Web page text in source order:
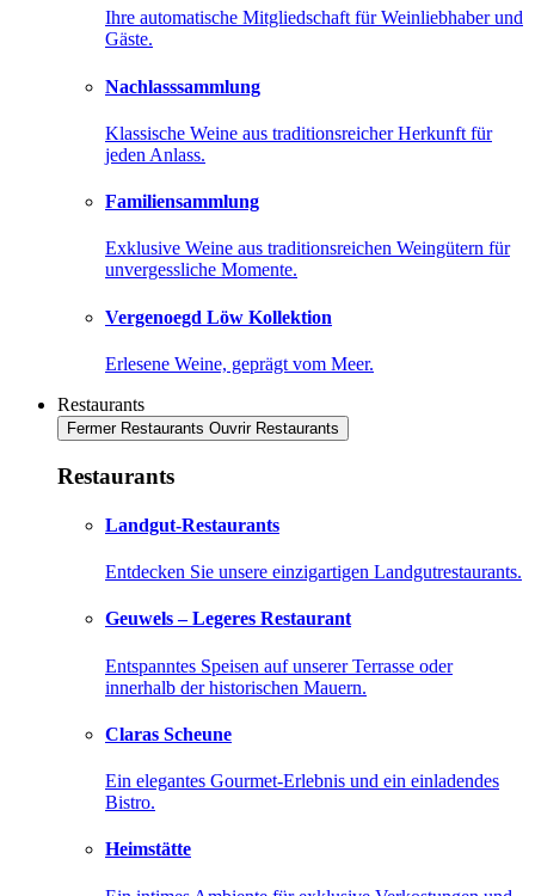
Ihre automatische Mitgliedschaft für Weinliebhaber und
Gäste.
Nachlasssammlung
Klassische Weine aus traditionsreicher Herkunft für
jeden Anlass.
Familiensammlung
Exklusive Weine aus traditionsreichen Weingütern für
unvergessliche Momente.
Vergenoegd Löw Kollektion
Erlesene Weine, geprägt vom Meer.
Restaurants
Fermer Restaurants Ouvrir Restaurants
Restaurants
Landgut-Restaurants
Entdecken Sie unsere einzigartigen Landgutrestaurants.
Geuwels – Legeres Restaurant
Entspanntes Speisen auf unserer Terrasse oder
innerhalb der historischen Mauern.
Claras Scheune
Ein elegantes Gourmet-Erlebnis und ein einladendes
Bistro.
Heimstätte